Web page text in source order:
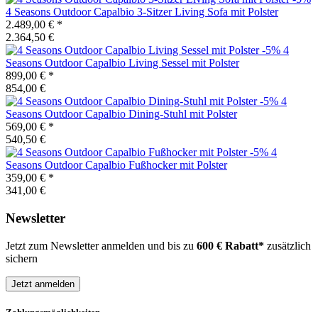
4 Seasons OutdoorCapalbio 3-Sitzer Living Sofa mit Polster
2.489,00 € *
2.364,50 €
-5% 4
Seasons OutdoorCapalbio Living Sessel mit Polster
899,00 € *
854,00 €
-5% 4
Seasons OutdoorCapalbio Dining-Stuhl mit Polster
569,00 € *
540,50 €
-5% 4
Seasons OutdoorCapalbio Fußhocker mit Polster
359,00 € *
341,00 €
Newsletter
Jetzt zum Newsletter anmelden und bis zu 600 € Rabatt* zusätzlich
sichern
Jetzt anmelden